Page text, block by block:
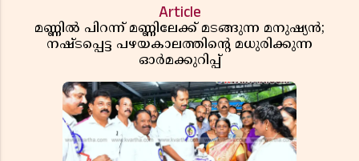
Article
മണ്ണിൽ പിറന്ന് മണ്ണിലേക്ക് മടങ്ങുന്ന മനുഷ്യൻ;
നഷ്ടപ്പെട്ട പഴയകാലത്തിൻ്റെ മധുരിക്കുന്ന
ഓർമക്കുറിപ്പ്